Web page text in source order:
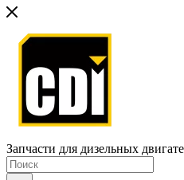
Запчасти для дизельных